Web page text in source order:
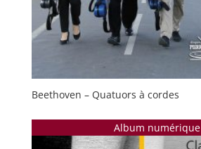
Beethoven – Quatuors à cordes
Album numérique